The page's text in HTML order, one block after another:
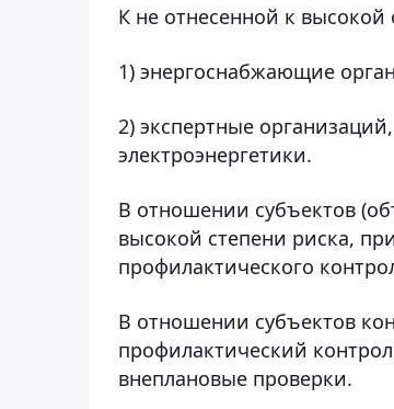
К не отнесенной к высокой
1) энергоснабжающие
2) экспертные
электроэнергетики.
В отношении субъектов
высокой степени риска,
профилактического
В отношении субъектов
профилактический
внеплановые проверки.